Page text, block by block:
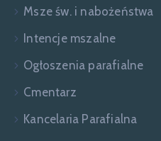
Msze św. i nabożeństwa
Intencje mszalne
Ogłoszenia parafialne
Cmentarz
Kancelaria Parafialna